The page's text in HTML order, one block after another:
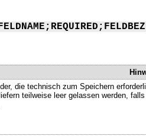
die technisch zum Speichern
teilweise leer gelassen werden,